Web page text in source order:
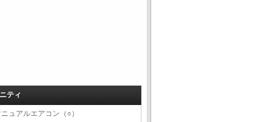
ティ
ュアルエアコン（○）